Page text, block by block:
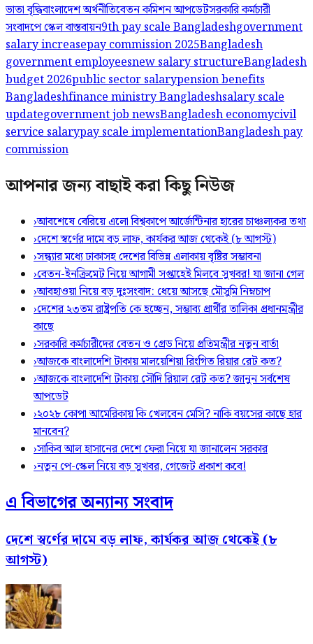
ভাতা বৃদ্ধিবাংলাদেশ অর্থনীতিবেতন কমিশন আপডেটসরকারি কর্মচারী
সংবাদপে স্কেল বাস্তবায়ন9th pay scale Bangladeshgovernment
salary increasepay commission 2025Bangladesh
government employeesnew salary structureBangladesh
budget 2026public sector salarypension benefits
Bangladeshfinance ministry Bangladeshsalary scale
updategovernment job newsBangladesh economycivil
service salarypay scale implementationBangladesh pay
commission
আপনার জন্য বাছাই করা কিছু নিউজ
›আবশেষে বেরিয়ে এলো বিশ্বকাপে আর্জেন্টিনার হারের চাঞ্চল্যকর তথ্য
›দেশে স্বর্ণের দামে বড় লাফ, কার্যকর আজ থেকেই (৮ আগস্ট)
›সন্ধ্যার মধ্যে ঢাকাসহ দেশের বিভিন্ন এলাকায় বৃষ্টির সম্ভাবনা
›বেতন-ইনক্রিমেট নিয়ে আগামী সপ্তাহেই মিলবে সুখবর! যা জানা গেল
›আবহাওয়া নিয়ে বড় দুঃসংবাদ: ধেয়ে আসছে মৌসুমি নিম্নচাপ
›দেশের ২৩তম রাষ্ট্রপতি কে হচ্ছেন, সম্ভাব্য প্রার্থীর তালিকা প্রধানমন্ত্রীর
কাছে
›সরকারি কর্মচারীদের বেতন ও গ্রেড নিয়ে প্রতিমন্ত্রীর নতুন বার্তা
›আজকে বাংলাদেশি টাকায় মালয়েশিয়া রিংগিত রিয়ার রেট কত?
›আজকে বাংলাদেশি টাকায় সৌদি রিয়াল রেট কত? জানুন সর্বশেষ
আপডেট
›২০২৮ কোপা আমেরিকায় কি খেলবেন মেসি? নাকি বয়সের কাছে হার
মানবেন?
›সাকিব আল হাসানের দেশে ফেরা নিয়ে যা জানালেন সরকার
›নতুন পে-স্কেল নিয়ে বড় সুখবর, গেজেট প্রকাশ কবে!
এ বিভাগের অন্যান্য সংবাদ
দেশে স্বর্ণের দামে বড় লাফ, কার্যকর আজ থেকেই (৮
আগস্ট)